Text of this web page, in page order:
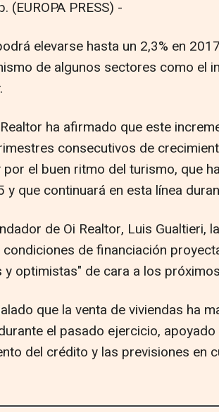
(EUROPA PRESS) -
elevarse hasta un 2,3% en
de algunos sectores como el
ha afirmado que este
consecutivos de
el buen ritmo del turismo, que
y que continuará en esta línea
de Oi Realtor, Luis Gualtieri,
de financiación
y optimistas" de cara a los
que la venta de viviendas ha
el pasado ejercicio,
del crédito y las previsiones en